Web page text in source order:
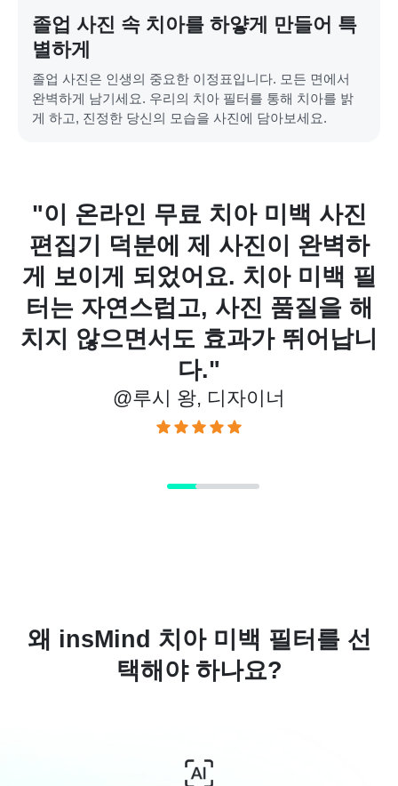
졸업 사진 속 치아를 하얗게 만들어 특
별하게
졸업 사진은 인생의 중요한 이정표입니다. 모든 면에서
완벽하게 남기세요. 우리의 치아 필터를 통해 치아를 밝
게 하고, 진정한 당신의 모습을 사진에 담아보세요.
"이 AI 도구로 사진 속 치아를 밝
게 만드는 과정이 정말 간단해서
좋습니다. 브러시 도구와 빠른 처
리 속도 덕분에 편집 시간이 크게
줄었어요."
@마크 톰슨, 사진작가
왜 insMind 치아 미백 필터를 선
택해야 하나요?